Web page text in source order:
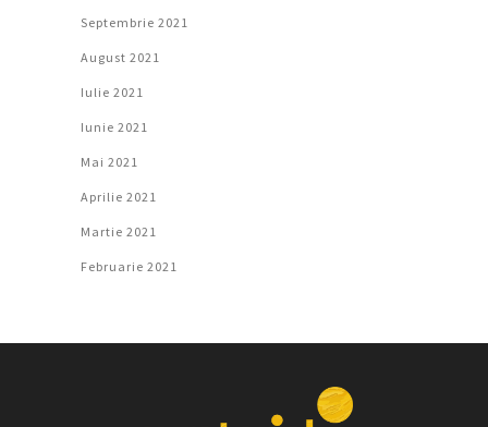
Septembrie 2021
August 2021
Iulie 2021
Iunie 2021
Mai 2021
Aprilie 2021
Martie 2021
Februarie 2021